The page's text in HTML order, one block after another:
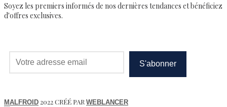
Soyez les premiers informés de nos dernières tendances et bénéficiez
d'offres exclusives.
MALFROID 2022 CRÉÉ PAR WEBLANCER